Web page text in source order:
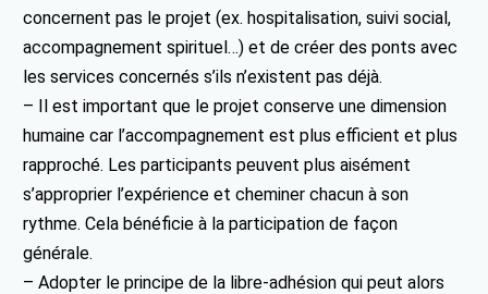
concernent pas le projet (ex. hospitalisation, suivi social,
accompagnement spirituel…) et de créer des ponts avec
les services concernés s’ils n’existent pas déjà.
– Il est important que le projet conserve une dimension
humaine car l’accompagnement est plus efficient et plus
rapproché. Les participants peuvent plus aisément
s’approprier l’expérience et cheminer chacun à son
rythme. Cela bénéficie à la participation de façon
générale.
– Adopter le principe de la libre-adhésion qui peut alors